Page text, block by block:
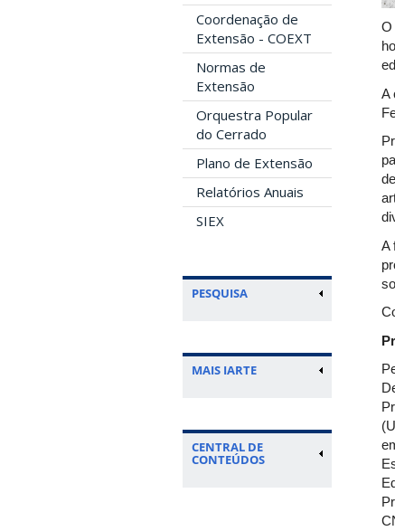
Coordenação de
Extensão - COEXT
Normas de
Extensão
Orquestra Popular
do Cerrado
Plano de Extensão
Relatórios Anuais
SIEX
PESQUISA
MAIS IARTE
CENTRAL DE
CONTEÚDOS
O
A
A